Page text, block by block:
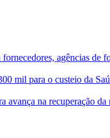
agências de
mil para o custeio da
avança na recuperação